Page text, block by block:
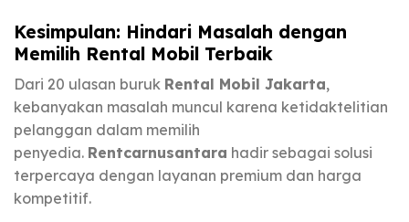
Kesimpulan: Hindari Masalah dengan
Memilih Rental Mobil Terbaik
Dari 20 ulasan buruk Rental Mobil Jakarta,
kebanyakan masalah muncul karena ketidaktelitian
pelanggan dalam memilih
penyedia. Rentcarnusantara hadir sebagai solusi
terpercaya dengan layanan premium dan harga
kompetitif.